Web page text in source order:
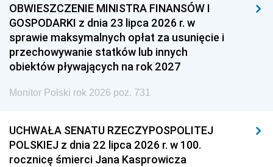
OBWIESZCZENIE MINISTRA FINANSÓW I
GOSPODARKI z dnia 23 lipca 2026 r. w
sprawie maksymalnych opłat za usunięcie i
przechowywanie statków lub innych
obiektów pływających na rok 2027
Monitor Polski rok 2026 poz. 731
UCHWAŁA SENATU RZECZYPOSPOLITEJ
POLSKIEJ z dnia 22 lipca 2026 r. w 100.
rocznicę śmierci Jana Kasprowicza